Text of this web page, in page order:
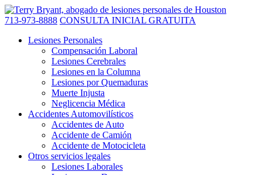
713-973-8888 CONSULTA INICIAL GRATUITA
Lesiones Personales
Compensación Laboral
Lesiones Cerebrales
Lesiones en la Columna
Lesiones por Quemaduras
Muerte Injusta
Neglicencia Médica
Accidentes Automovilísticos
Accidentes de Auto
Accidente de Camión
Accidente de Motocicleta
Otros servicios legales
Lesiones Laborales